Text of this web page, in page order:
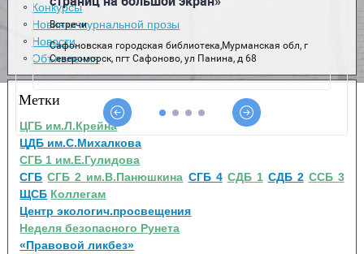
Конкурсы
Новинки журнальной прозы
Новости
Объявления
Метки
ЦГБ им.Л.Крейна
ЦДБ им.С.Михалкова
СГБ 1 им.Е.Гулидова
СГБ СГБ 2 им.В.Панюшкина СГБ 4 СДБ 1 СДБ 2 ССБ 3
ЩСБ Коллегам
Центр экологич.просвещения
Неделя безопасного Рунета
«Правовой ликбез»